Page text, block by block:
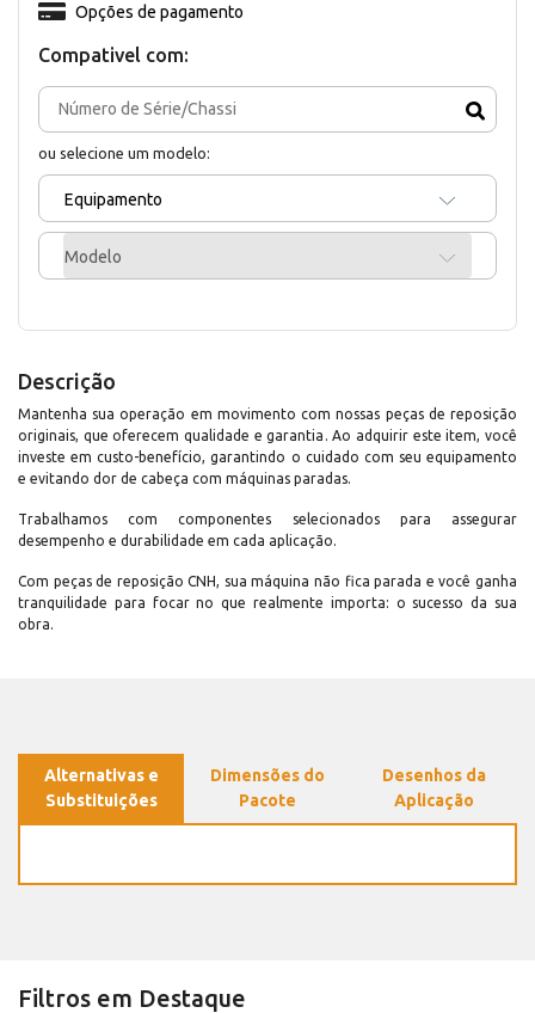
Compativel com:
ou selecione um modelo:
Equipamento
Modelo
Opções de pagamento
Descrição
Mantenha sua operação em movimento com nossas peças de reposição
originais, que oferecem qualidade e garantia. Ao adquirir este item, você
investe em custo-benefício, garantindo o cuidado com seu equipamento
e evitando dor de cabeça com máquinas paradas.
Trabalhamos com componentes selecionados para assegurar
desempenho e durabilidade em cada aplicação.
Com peças de reposição CNH, sua máquina não fica parada e você ganha
tranquilidade para focar no que realmente importa: o sucesso da sua
obra.
Alternativas e
Substituições
Dimensões do
Pacote
Desenhos da
Aplicação
Filtros em Destaque